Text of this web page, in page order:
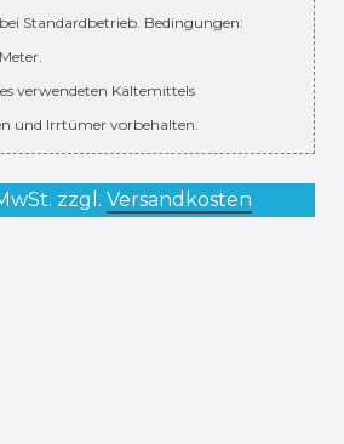
Standardbetrieb. Bedingungen:
verwendeten Kältemittels
und Irrtümer vorbehalten.
zzgl. Versandkosten